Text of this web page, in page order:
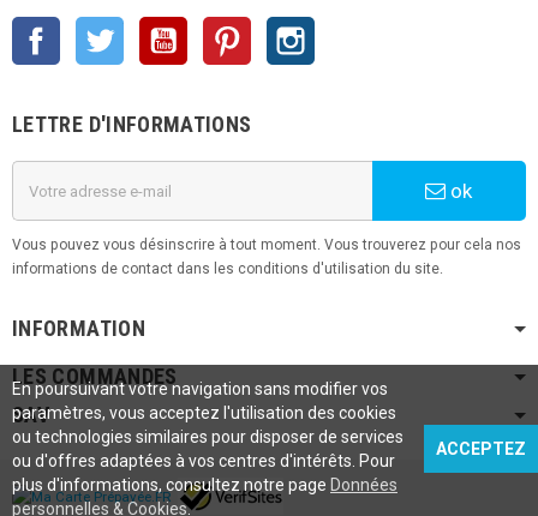
Facebook Twitter YouTube Pinterest
LETTRE D'INFORMATIONS
ok
Vous pouvez vous désinscrire à tout moment. Vous trouverez pour cela nos
informations de contact dans les conditions d'utilisation du site.
INFORMATION
LES COMMANDES
SAV
En poursuivant votre navigation sans modifier vos
paramètres, vous acceptez l'utilisation des cookies
ou technologies similaires pour disposer de services
ou d'offres adaptées à vos centres d'intérêts. Pour
plus d'informations, consultez notre page Données
personnelles & Cookies.
ACCEPTEZ